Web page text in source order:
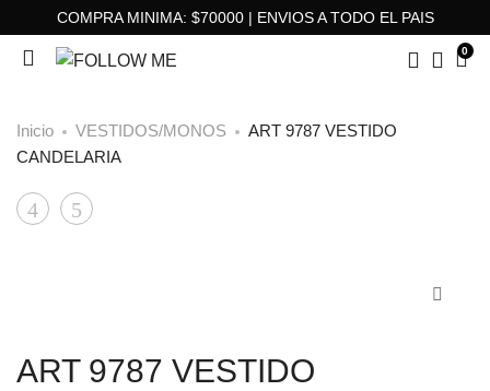
COMPRA MINIMA: $70000 | ENVIOS A TODO EL PAIS
0
Inicio VESTIDOS/MONOS
ART 9787 VESTIDO
CANDELARIA
ARTART
ART 9787 VESTIDO